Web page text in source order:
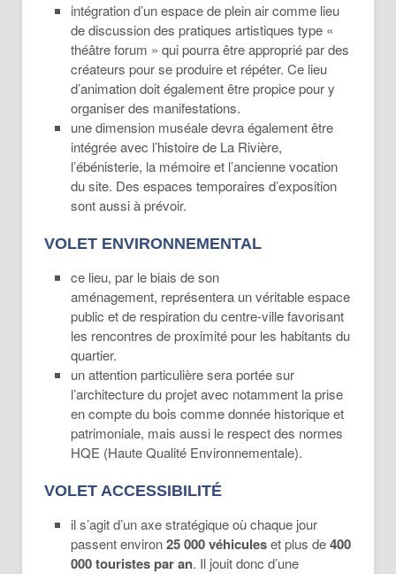
intégration d’un espace de plein air comme lieu
de discussion des pratiques artistiques type «
théâtre forum » qui pourra être approprié par des
créateurs pour se produire et répéter. Ce lieu
d’animation doit également être propice pour y
organiser des manifestations.
une dimension muséale devra également être
intégrée avec l’histoire de La Rivière,
l’ébénisterie, la mémoire et l’ancienne vocation
du site. Des espaces temporaires d’exposition
sont aussi à prévoir.
VOLET ENVIRONNEMENTAL
ce lieu, par le biais de son
aménagement, représentera un véritable espace
public et de respiration du centre-ville favorisant
les rencontres de proximité pour les habitants du
quartier.
un attention particulière sera portée sur
l’architecture du projet avec notamment la prise
en compte du bois comme donnée historique et
patrimoniale, mais aussi le respect des normes
HQE (Haute Qualité Environnementale).
VOLET ACCESSIBILITÉ
il s’agit d’un axe stratégique où chaque jour
passent environ25 000 véhiculeset plus de400
000 touristes par an. Il jouit donc d’une